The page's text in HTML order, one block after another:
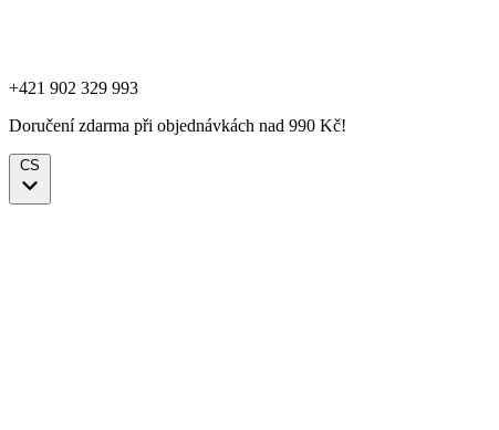
+421 902 329 993
Doručení zdarma při objednávkách nad 990 Kč!
CS